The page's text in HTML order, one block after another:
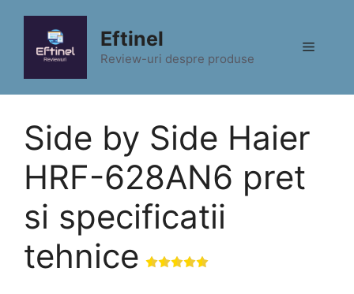
conținut
Eftinel
Review-uri despre produse
Meniu
Side by Side Haier
HRF-628AN6 pret
si specificatii
tehnice